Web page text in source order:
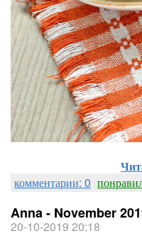
комментарии: 0
Anna - November
20-10-2019 20:18